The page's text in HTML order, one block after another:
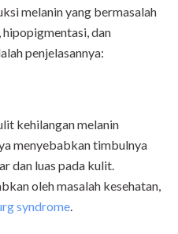
melanin yang bermasalah
dan
penjelasannya:
kehilangan melanin
menyebabkan timbulnya
dan luas pada kulit.
oleh masalah kesehatan,
syndrome.